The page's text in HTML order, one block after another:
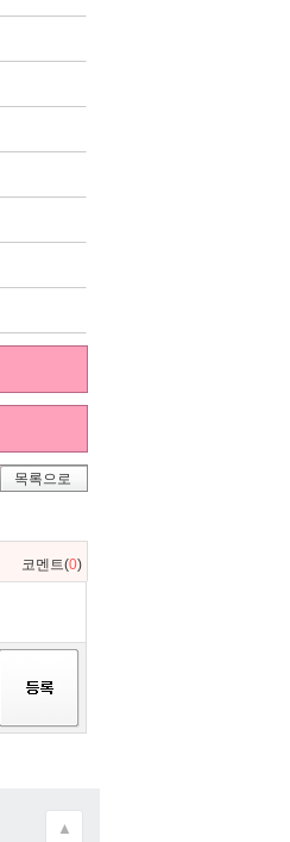
목록으로
코멘트(0)
▲